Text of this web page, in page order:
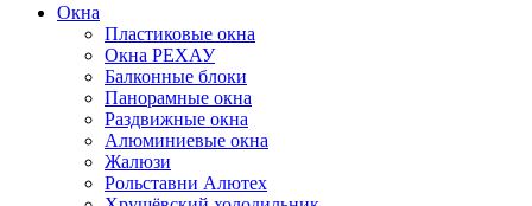
Окна
Пластиковые окна
Окна РЕХАУ
Балконные блоки
Панорамные окна
Раздвижные окна
Алюминиевые окна
Жалюзи
Рольставни Алютех